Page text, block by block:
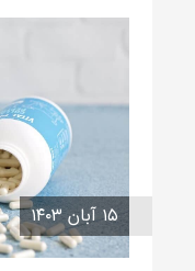
۱۵ آبان ۱۴۰۳